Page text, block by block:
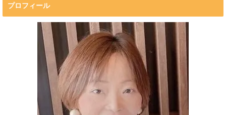
プロフィール